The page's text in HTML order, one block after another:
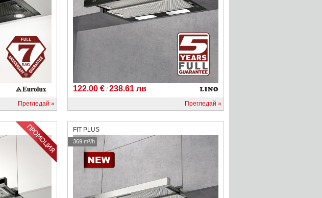
Прегледай
122.00 € /238.61 лв
Прегледай
FIT PLUS
369 m³/h